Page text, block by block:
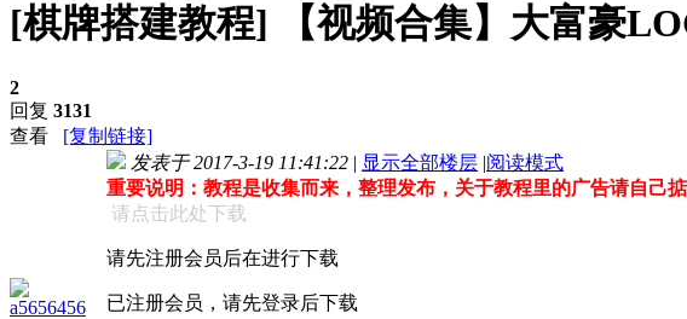
[棋牌搭建教程] 【视频合集】大富豪
2
回复 3131
查看
[复制链接]
a5656456
发表于 2017-3-19 11:41:22 | 显示全部楼层 |阅读模式
重要说明：教程是收集而来，整理发布，关于教程里的广告请自己
请点击此处下载
请先注册会员后在进行下载
已注册会员，请先登录后下载